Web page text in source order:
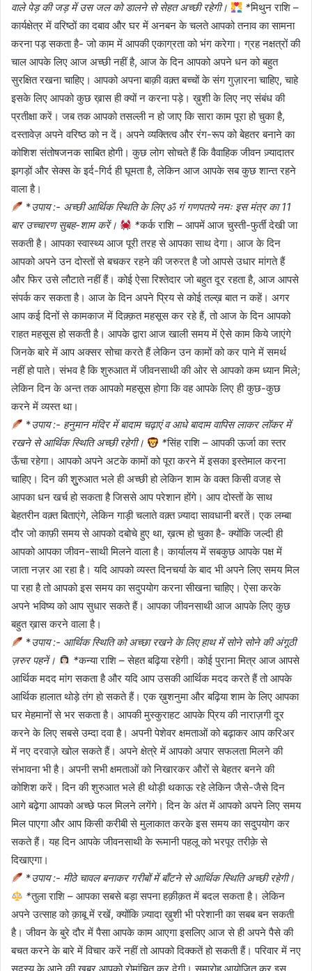
वाले पेड़ की जड़ में उस जल को डालने से सेहत अच्छी रहेगी।
*मिथुन राशि –
कार्यक्षेत्र में वरिष्ठों का दबाव और घर में अनबन के चलते आपको तनाव का सामना
करना पड़ सकता है- जो काम में आपकी एकाग्रता को भंग करेगा। ग्रह नक्षत्रों की
चाल आपके लिए आज अच्छी नहीं है, आज के दिन आपको अपने धन को बहुत
सुरक्षित रखना चाहिए। आपको अपना बाक़ी वक़्त बच्चों के संग गुज़ारना चाहिए, चाहे
इसके लिए आपको कुछ ख़ास ही क्यों न करना पड़े। ख़ुशी के लिए नए संबंध की
प्रतीक्षा करें। जब तक आपको तसल्ली न हो जाए कि सारा काम पूरा हो चुका है,
दस्तावेज़ अपने वरिष्ठ को न दें। अपने व्यक्तित्व और रंग-रूप को बेहतर बनाने का
कोशिश संतोषजनक साबित होगी। कुछ लोग सोचते हैं कि वैवाहिक जीवन ज़्यादातर
झगड़ों और सेक्स के इर्द-गिर्द ही घूमता है, लेकिन आज आपके सब कुछ शान्त रहने
वाला है।
*उपाय :- अच्छी आर्थिक स्थिति के लिए ॐ गं गणपतये नमः इस मंत्र का 11
बार उच्चारण सुबह-शाम करें।
*कर्क राशि – आपमें आज चुस्ती-फुर्ती देखी जा
सकती है। आपका स्वास्थ्य आज पूरी तरह से आपका साथ देगा। आज के दिन
आपको अपने उन दोस्तों से बचकर रहने की जरुरत है जो आपसे उधार मांगते हैं
और फिर उसे लौटाते नहीं हैं। कोई ऐसा रिश्तेदार जो बहुत दूर रहता है, आज आपसे
संपर्क कर सकता है। आज के दिन अपने प्रिय से कोई तल्ख़ बात न कहें। अगर
आप कई दिनों से कामकाज में दिक़्क़त महसूस कर रहे हैं, तो आज के दिन आपको
राहत महसूस हो सकती है। आपके द्वारा आज खाली समय में ऐसे काम किये जाएंगे
जिनके बारे में आप अक्सर सोचा करते हैं लेकिन उन कामों को कर पाने में समर्थ
नहीं हो पाते। संभव है कि शुरुआत में जीवनसाथी की ओर से आपको कम ध्यान मिले;
लेकिन दिन के अन्त तक आपको महसूस होगा कि वह आपके लिए ही कुछ-कुछ
करने में व्यस्त था।
*उपाय :- हनुमान मंदिर में बादाम चढ़ाएं व आधे बादाम वापिस लाकर लॉकर में
रखने से आर्थिक स्थिति अच्छी रहेगी।
*सिंह राशि – आपकी ऊर्जा का स्तर
ऊँचा रहेगा। आपको अपने अटके कामों को पूरा करने में इसका इस्तेमाल करना
चाहिए। दिन की शुुरुआत भले ही अच्छी हो लेकिन शाम के वक्त किसी वजह से
आपका धन खर्च हो सकता है जिससे आप परेशान होंगे। आप दोस्तों के साथ
बेहतरीन वक़्त बिताएंगे, लेकिन गाड़ी चलाते वक़्त ज़्यादा सावधानी बरतें। एक लम्बा
दौर जो काफ़ी समय से आपको दबोचे हुए था, ख़त्म हो चुका है- क्योंकि जल्दी ही
आपको आपका जीवन-साथी मिलने वाला है। कार्यालय में सबकुछ आपके पक्ष में
जाता नज़र आ रहा है। यदि आपको व्यस्त दिनचर्या के बाद भी अपने लिए समय मिल
पा रहा है तो आपको इस समय का सदुपयोग करना सीखना चाहिए। ऐसा करके
अपने भविष्य को आप सुधार सकते हैं। आपका जीवनसाथी आज आपके लिए कुछ
बहुत ख़ास करने वाला है।
*उपाय :- आर्थिक स्थिति को अच्छा रखने के लिए हाथ में सोने सोने की अंगूठी
ज़रुर पहनें।
*कन्या राशि – सेहत बढ़िया रहेगी। कोई पुराना मित्र आज आपसे
आर्थिक मदद मांग सकता है और यदि आप उसकी आर्थिक मदद करते हैं तो आपके
आर्थिक हालात थोड़े तंग हो सकते हैं। एक ख़ुशनुमा और बढ़िया शाम के लिए आपका
घर मेहमानों से भर सकता है। आपकी मुस्कुराहट आपके प्रिय की नाराज़गी दूर
करने के लिए सबसे उम्दा दवा है। अपनी पेशेवर क्षमताओं को बढ़ाकर आप करिअर
में नए दरवाज़े खोल सकते हैं। अपने क्षेत्रे में आपको अपार सफलता मिलने की
संभावना भी है। अपनी सभी क्षमताओं को निखारकर औरों से बेहतर बनने की
कोशिश करें। दिन की शुरुआत भले ही थोड़ी थकाऊ रहे लेकिन जैसे-जैसे दिन
आगे बढ़ेगा आपको अच्छे फल मिलने लगेंगे। दिन के अंत में आपको अपने लिए समय
मिल पाएगा और आप किसी करीबी से मुलाकात करके इस समय का सदुपयोग कर
सकते हैं। यह दिन आपके जीवनसाथी के रूमानी पहलू को भरपूर तरीक़े से
दिखाएगा।
*उपाय :- मीठे चावल बनाकर गरीबों में बाँटने से आर्थिक स्थिति अच्छी रहेगी।
*तुला राशि – आपका सबसे बड़ा सपना हक़ीक़त में बदल सकता है। लेकिन
अपने उत्साह को क़ाबू में रखें, क्योंकि ज़्यादा ख़ुशी भी परेशानी का सबब बन सकती
है। जीवन के बुरे दौर में पैसा आपके काम आएगा इसलिए आज से ही अपने पैसे की
बचत करने के बारे में विचार करें नहीं तो आपको दिक्कतें हो सकती हैं। परिवार में नए